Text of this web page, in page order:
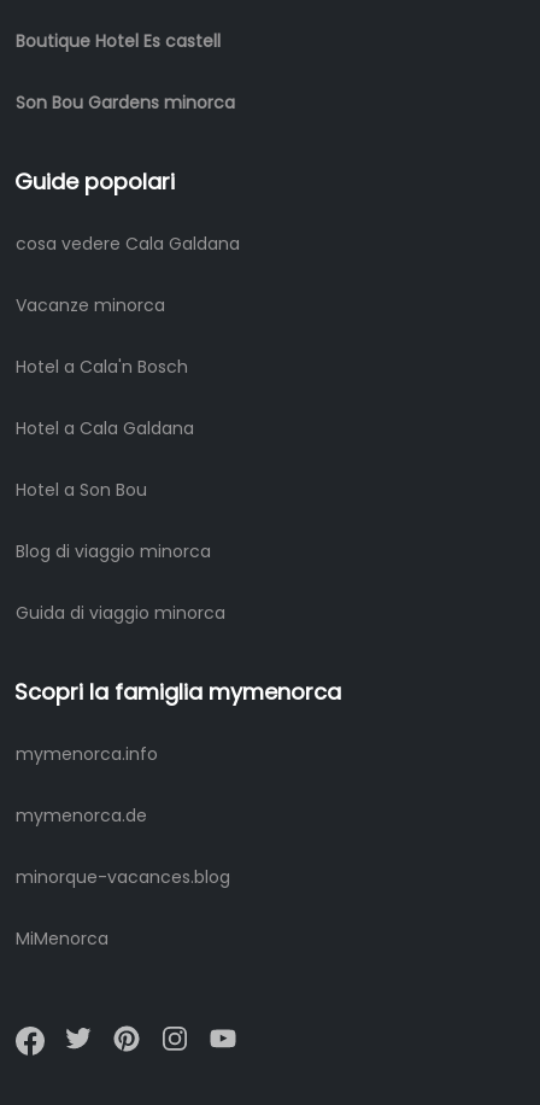
Boutique Hotel Es castell
Son Bou Gardens minorca
Guide popolari
cosa vedere Cala Galdana
Vacanze minorca
Hotel a Cala'n Bosch
Hotel a Cala Galdana
Hotel a Son Bou
Blog di viaggio minorca
Guida di viaggio minorca
Scopri la famiglia mymenorca
mymenorca.info
mymenorca.de
minorque-vacances.blog
MiMenorca